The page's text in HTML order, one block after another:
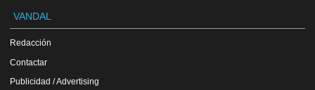
VANDAL
Redacción
Contactar
Publicidad / Advertising